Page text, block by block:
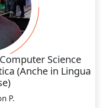
Science
(Anche in Lingua
P.